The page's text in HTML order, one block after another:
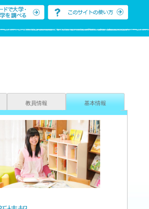
教員情報 基本情報